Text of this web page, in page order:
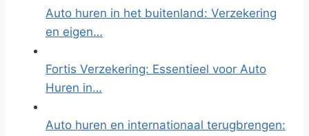
Auto huren in het buitenland: Verzekering
en eigen…
Fortis Verzekering: Essentieel voor Auto
Huren in…
Auto huren en internationaal terugbrengen: